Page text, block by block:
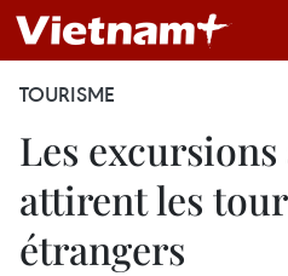
TOURISME
Les
attirent les
étrangers